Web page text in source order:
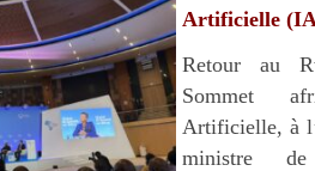
Artificielle
Retour au
Sommet
Artificielle, à
ministre